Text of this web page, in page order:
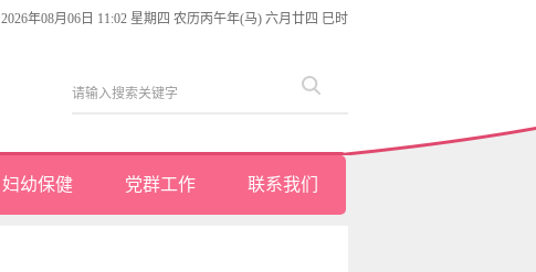
2026年08月06日 11:02 星期四 农历丙午年(马) 六月廿四 巳时
妇幼保健 党群工作 联系我们